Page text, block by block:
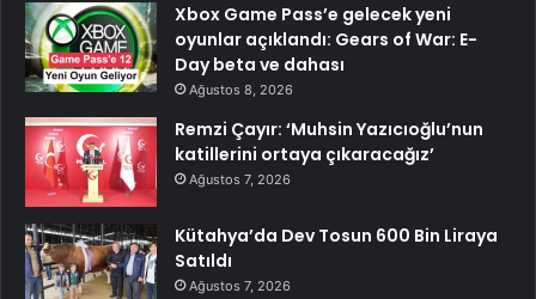
Xbox Game Pass’e gelecek yeni
oyunlar açıklandı: Gears of War: E-
Day beta ve dahası
Ağustos 8, 2026
Remzi Çayır: ‘Muhsin Yazıcıoğlu’nun
katillerini ortaya çıkaracağız’
Ağustos 7, 2026
Kütahya’da Dev Tosun 600 Bin Liraya
Satıldı
Ağustos 7, 2026